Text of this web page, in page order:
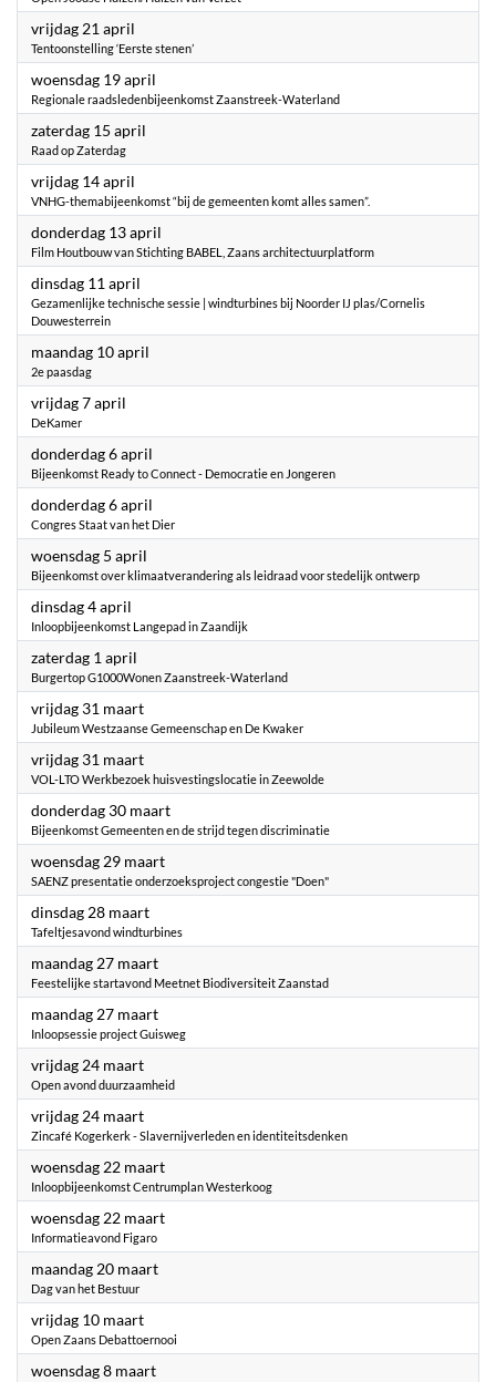
vrijdag 21 april
Tentoonstelling ‘Eerste stenen’
woensdag 19 april
Regionale raadsledenbijeenkomst Zaanstreek-Waterland
zaterdag 15 april
Raad op Zaterdag
vrijdag 14 april
VNHG-themabijeenkomst “bij de gemeenten komt alles samen”.
donderdag 13 april
Film Houtbouw van Stichting BABEL, Zaans architectuurplatform
dinsdag 11 april
Gezamenlijke technische sessie | windturbines bij Noorder IJ plas/Cornelis
Douwesterrein
maandag 10 april
2e paasdag
vrijdag 7 april
DeKamer
donderdag 6 april
Bijeenkomst Ready to Connect - Democratie en Jongeren
donderdag 6 april
Congres Staat van het Dier
woensdag 5 april
Bijeenkomst over klimaatverandering als leidraad voor stedelijk ontwerp
dinsdag 4 april
Inloopbijeenkomst Langepad in Zaandijk
zaterdag 1 april
Burgertop G1000Wonen Zaanstreek-Waterland
vrijdag 31 maart2023
Jubileum Westzaanse Gemeenschap en De Kwaker
vrijdag 31 maart2023
VOL-LTO Werkbezoek huisvestingslocatie in Zeewolde
donderdag 30 maart2023
Bijeenkomst Gemeenten en de strijd tegen discriminatie
woensdag 29 maart2023
SAENZ presentatie onderzoeksproject congestie "Doen"
dinsdag 28 maart2023
Tafeltjesavond windturbines
maandag 27 maart2023
Feestelijke startavond Meetnet Biodiversiteit Zaanstad
maandag 27 maart2023
Inloopsessie project Guisweg
vrijdag 24 maart2023
Open avond duurzaamheid
vrijdag 24 maart2023
Zincafé Kogerkerk - Slavernijverleden en identiteitsdenken
woensdag 22 maart2023
Inloopbijeenkomst Centrumplan Westerkoog
woensdag 22 maart2023
Informatieavond Figaro
maandag 20 maart2023
Dag van het Bestuur
vrijdag 10 maart2023
Open Zaans Debattoernooi
woensdag 8 maart2023